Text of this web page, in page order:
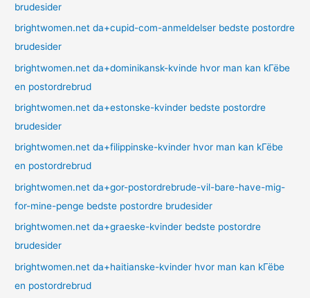
brudesider
brightwomen.net da+cupid-com-anmeldelser bedste postordre
brudesider
brightwomen.net da+dominikansk-kvinde hvor man kan kГёbe
en postordrebrud
brightwomen.net da+estonske-kvinder bedste postordre
brudesider
brightwomen.net da+filippinske-kvinder hvor man kan kГёbe
en postordrebrud
brightwomen.net da+gor-postordrebrude-vil-bare-have-mig-
for-mine-penge bedste postordre brudesider
brightwomen.net da+graeske-kvinder bedste postordre
brudesider
brightwomen.net da+haitianske-kvinder hvor man kan kГёbe
en postordrebrud